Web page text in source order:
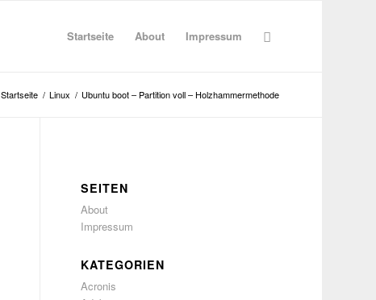
Startseite About Impressum
Startseite / Linux / Ubuntu boot – Partition voll – Holzhammermethode
SEITEN
About
Impressum
KATEGORIEN
Acronis